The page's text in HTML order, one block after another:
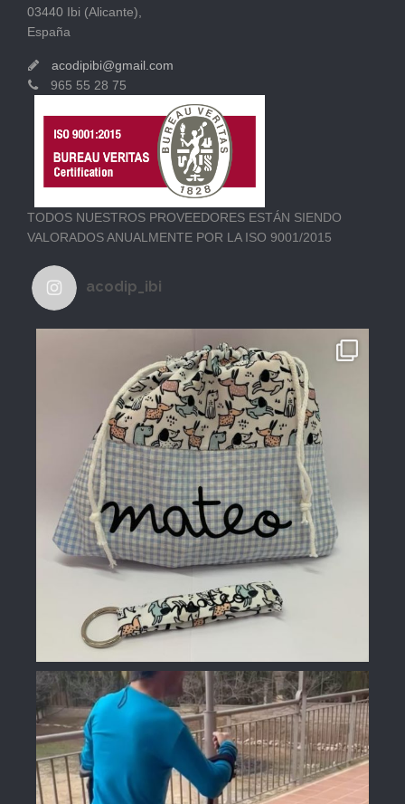
03440 Ibi (Alicante),
España
acodipibi@gmail.com
965 55 28 75
TODOS NUESTROS PROVEEDORES ESTÁN SIENDO
VALORADOS ANUALMENTE POR LA ISO 9001/2015
acodip_ibi